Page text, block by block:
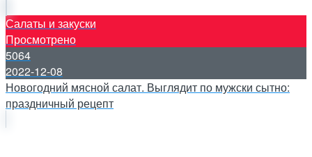
Салаты и закуски
Просмотрено
5064
2022-12-08
Новогодний мясной салат. Выглядит по мужски сытно:
праздничный рецепт